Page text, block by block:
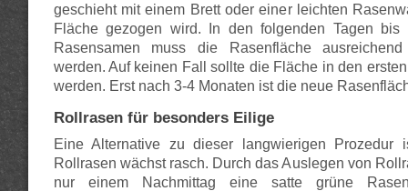
geschieht mit einem Brett oder einer leichten
Fläche gezogen wird. In den folgenden Tagen bis
Rasensamen muss die Rasenfläche
werden. Auf keinen Fall sollte die Fläche in den
werden. Erst nach 3-4 Monaten ist die neue
Rollrasen für besonders Eilige
Eine Alternative zu dieser langwierigen Prozedur
Rollrasen wächst rasch. Durch das Auslegen von
nur einem Nachmittag eine satte grüne